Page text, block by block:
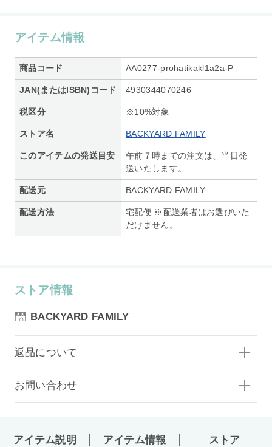
アイテム情報
商品コード AA0277-prohatikakl1a2a-P
JAN(またはISBN)コード 4930344070246
税区分 ※10%対象
ストア名 BACKYARD FAMILY
このアイテムの発送目安
午前７時までの注文は、当日発
送いたします。
配送元 BACKYARD FAMILY
配送方法
宅配便 ※配送業者はお選びいた
だけません。
ストア情報
BACKYARD FAMILY
返品について
お問い合わせ
アイテム説明 アイテム情報 ストア